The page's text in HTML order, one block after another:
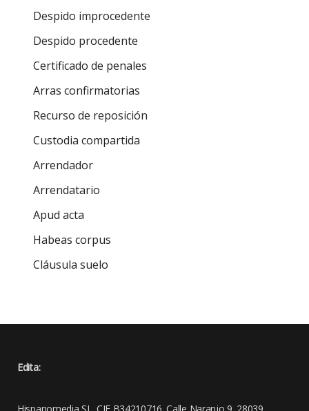
Despido improcedente
Despido procedente
Certificado de penales
Arras confirmatorias
Recurso de reposición
Custodia compartida
Arrendador
Arrendatario
Apud acta
Habeas corpus
Cláusula suelo
Edita: